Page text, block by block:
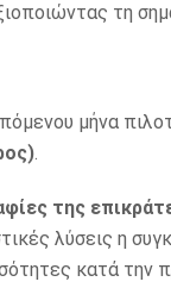
τη
μήνα
.
της
λύσεις η
κατά